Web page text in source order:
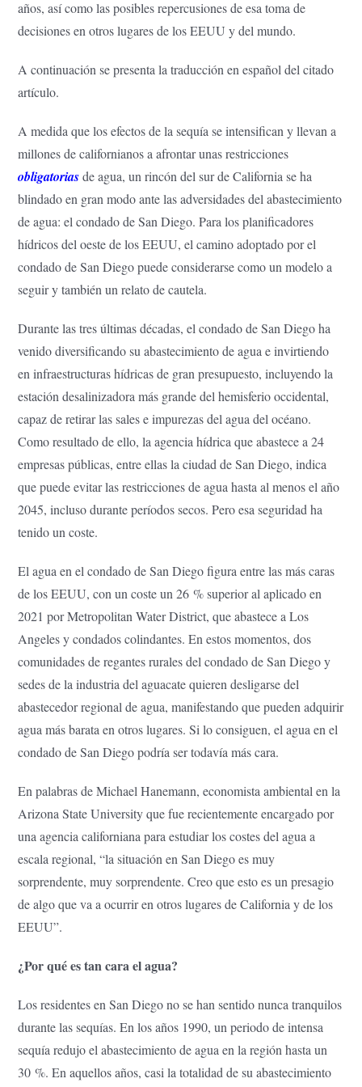
años, así como las posibles repercusiones de esa toma de
decisiones en otros lugares de los EEUU y del mundo.
A continuación se presenta la traducción en español del citado
artículo.
A medida que los efectos de la sequía se intensifican y llevan a
millones de californianos a afrontar unas restricciones
obligatoriasde agua, un rincón del sur de California se ha
blindado en gran modo ante las adversidades del abastecimiento
de agua: el condado de San Diego. Para los planificadores
hídricos del oeste de los EEUU, el camino adoptado por el
condado de San Diego puede considerarse como un modelo a
seguir y también un relato de cautela.
Durante las tres últimas décadas, el condado de San Diego ha
venido diversificando su abastecimiento de agua e invirtiendo
en infraestructuras hídricas de gran presupuesto, incluyendo la
estación desalinizadora más grande del hemisferio occidental,
capaz de retirar las sales e impurezas del agua del océano.
Como resultado de ello, la agencia hídrica que abastece a 24
empresas públicas, entre ellas la ciudad de San Diego, indica
que puede evitar las restricciones de agua hasta al menos el año
2045, incluso durante períodos secos. Pero esa seguridad ha
tenido un coste.
El agua en el condado de San Diego figura entre las más caras
de los EEUU, con un coste un 26 % superior al aplicado en
2021 por Metropolitan Water District, que abastece a Los
Angeles y condados colindantes. En estos momentos, dos
comunidades de regantes rurales del condado de San Diego y
sedes de la industria del aguacate quieren desligarse del
abastecedor regional de agua, manifestando que pueden adquirir
agua más barata en otros lugares. Si lo consiguen, el agua en el
condado de San Diego podría ser todavía más cara.
En palabras de Michael Hanemann, economista ambiental en la
Arizona State University que fue recientemente encargado por
una agencia californiana para estudiar los costes del agua a
escala regional, “la situación en San Diego es muy
sorprendente, muy sorprendente. Creo que esto es un presagio
de algo que va a ocurrir en otros lugares de California y de los
EEUU”.
¿Por qué es tan cara el agua?
Los residentes en San Diego no se han sentido nunca tranquilos
durante las sequías. En los años 1990, un periodo de intensa
sequía redujo el abastecimiento de agua en la región hasta un
30 %. En aquellos años, casi la totalidad de su abastecimiento